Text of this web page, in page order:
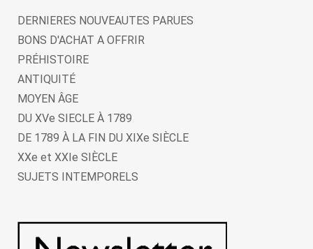
DERNIERES NOUVEAUTES PARUES
BONS D'ACHAT A OFFRIR
PRÉHISTOIRE
ANTIQUITÉ
MOYEN ÂGE
DU XVe SIECLE À 1789
DE 1789 À LA FIN DU XIXe SIÈCLE
XXe et XXIe SIÈCLE
SUJETS INTEMPORELS